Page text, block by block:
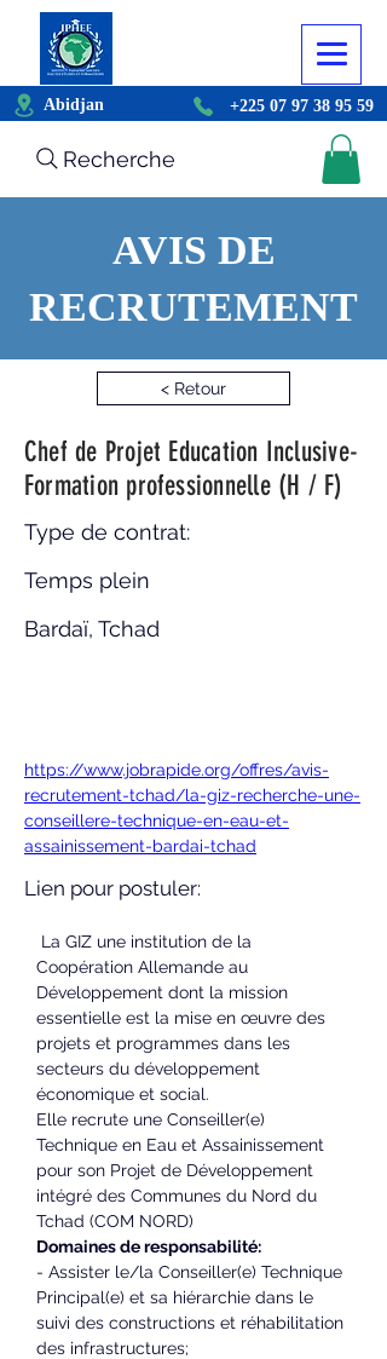
Abidjan +225 07 97 38 95 59
Recherche
AVIS DE
RECRUTEMENT
< Retour
Chef de Projet Education Inclusive-
Formation professionnelle (H / F)
Type de contrat:
Temps plein
Bardaï, Tchad
https://www.jobrapide.org/offres/avis-
recrutement-tchad/la-giz-recherche-une-
conseillere-technique-en-eau-et-
assainissement-bardai-tchad
Lien pour postuler:
Coopération Allemande au
Développement dont la mission
essentielle est la mise en œuvre des
projets et programmes dans les
secteurs du développement
économique et social.
Elle recrute une Conseiller(e)
Technique en Eau et Assainissement
pour son Projet de Développement
intégré des Communes du Nord du
Tchad (COM NORD)
Domaines de responsabilité:
- Assister le/la Conseiller(e) Technique
Principal(e) et sa hiérarchie dans le
suivi des constructions et réhabilitation
des infrastructures;